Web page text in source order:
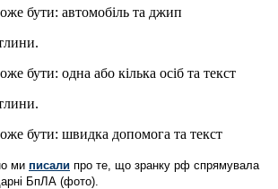
ми писали про те, що зранку рф спрямувала
БпЛА (фото).